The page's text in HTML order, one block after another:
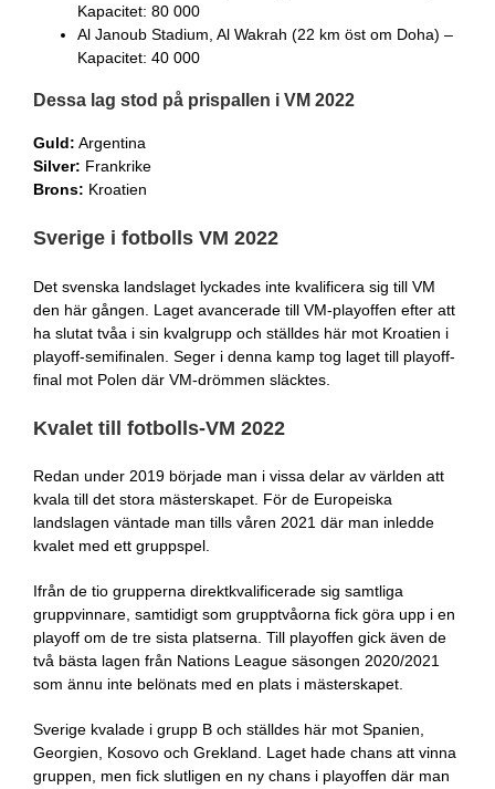
Kapacitet: 80 000
Al Janoub Stadium, Al Wakrah (22 km öst om Doha) –
Kapacitet: 40 000
Dessa lag stod på prispallen i VM 2022
Guld: Argentina
Silver: Frankrike
Brons: Kroatien
Sverige i fotbolls VM 2022
Det svenska landslaget lyckades inte kvalificera sig till VM
den här gången. Laget avancerade till VM-playoffen efter att
ha slutat tvåa i sin kvalgrupp och ställdes här mot Kroatien i
playoff-semifinalen. Seger i denna kamp tog laget till playoff-
final mot Polen där VM-drömmen släcktes.
Kvalet till fotbolls-VM 2022
Redan under 2019 började man i vissa delar av världen att
kvala till det stora mästerskapet. För de Europeiska
landslagen väntade man tills våren 2021 där man inledde
kvalet med ett gruppspel.
Ifrån de tio grupperna direktkvalificerade sig samtliga
gruppvinnare, samtidigt som grupptvåorna fick göra upp i en
playoff om de tre sista platserna. Till playoffen gick även de
två bästa lagen från Nations League säsongen 2020/2021
som ännu inte belönats med en plats i mästerskapet.
Sverige kvalade i grupp B och ställdes här mot Spanien,
Georgien, Kosovo och Grekland. Laget hade chans att vinna
gruppen, men fick slutligen en ny chans i playoffen där man